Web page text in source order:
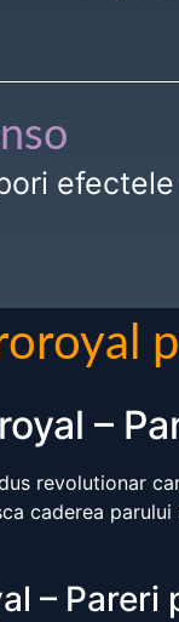
–
revolutionar
caderea
–